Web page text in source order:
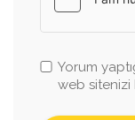
Yorum
web sitenizi